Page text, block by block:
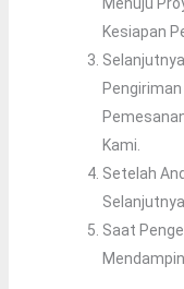
Kesiapan
Kami.
Setelah
Saat